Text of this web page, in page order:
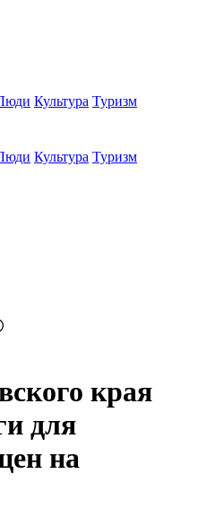
Культура Туризм
Культура Туризм
края
для
на